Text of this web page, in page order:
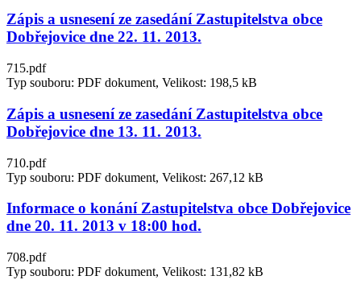
Zápis a usnesení ze zasedání Zastupitelstva obce
Dobřejovice dne 22. 11. 2013.
715.pdf
Typ souboru: PDF dokument, Velikost: 198,5 kB
Zápis a usnesení ze zasedání Zastupitelstva obce
Dobřejovice dne 13. 11. 2013.
710.pdf
Typ souboru: PDF dokument, Velikost: 267,12 kB
Informace o konání Zastupitelstva obce Dobřejovice
dne 20. 11. 2013 v 18:00 hod.
708.pdf
Typ souboru: PDF dokument, Velikost: 131,82 kB